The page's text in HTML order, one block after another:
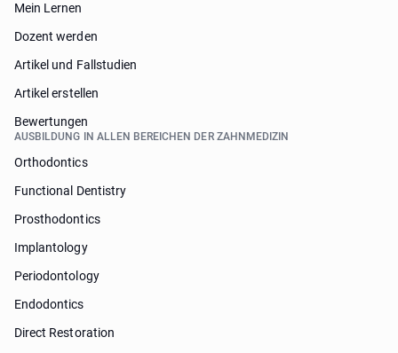
Mein Lernen
Dozent werden
Artikel und Fallstudien
Artikel erstellen
Bewertungen
AUSBILDUNG IN ALLEN BEREICHEN DER ZAHNMEDIZIN
Orthodontics
Functional Dentistry
Prosthodontics
Implantology
Periodontology
Endodontics
Direct Restoration